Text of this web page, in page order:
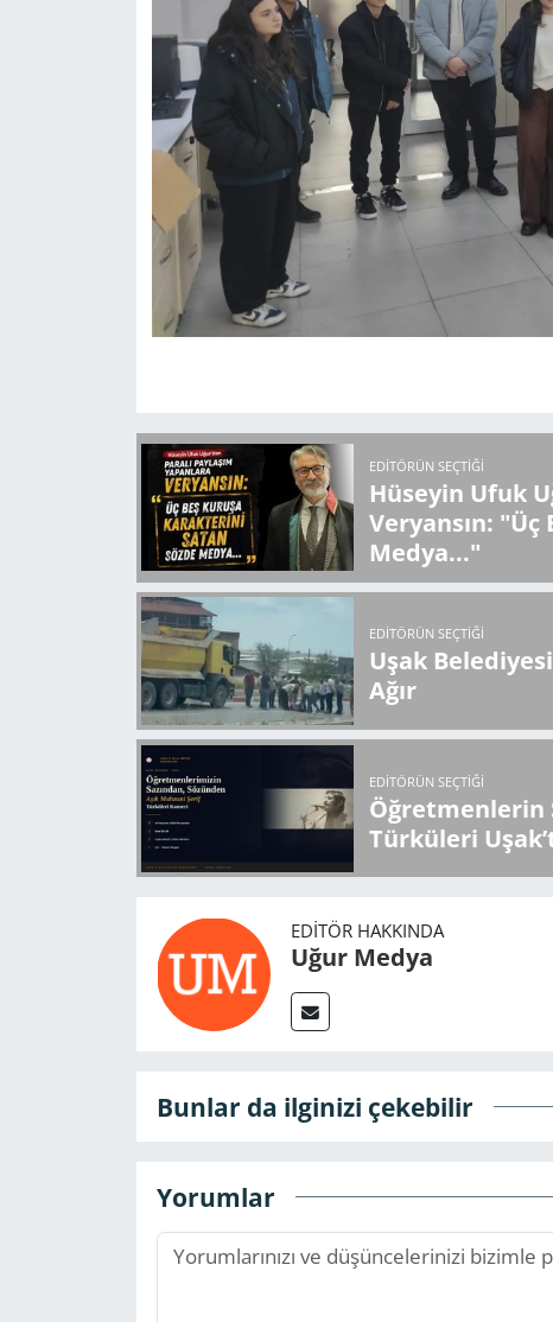
EDITÖRÜN SEÇTIĞI
Hüseyin Ufuk
Veryansın:
Medya..."
EDITÖRÜN SEÇTIĞI
Uşak
Ağır
EDITÖRÜN SEÇTIĞI
Öğretmenlerin
Türküleri
EDITÖR HAKKINDA
Uğur Medya
Bunlar da ilginizi çekebilir
Yorumlar